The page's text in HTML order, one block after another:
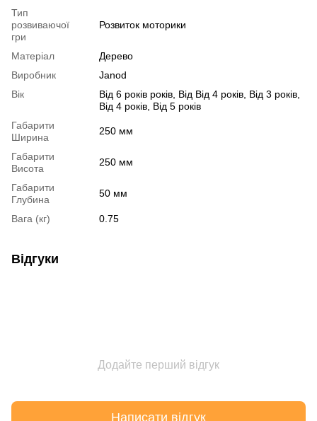
Тип
розвиваючої
гри
Розвиток моторики
Матеріал
Дерево
Виробник
Janod
Вік
Від 6 років років, Від Від 4 років, Від 3 років,
Від 4 років, Від 5 років
Габарити
Ширина
250 мм
Габарити
Висота
250 мм
Габарити
Глубина
50 мм
Вага (кг) 0.75
Відгуки
Додайте перший відгук
Написати відгук